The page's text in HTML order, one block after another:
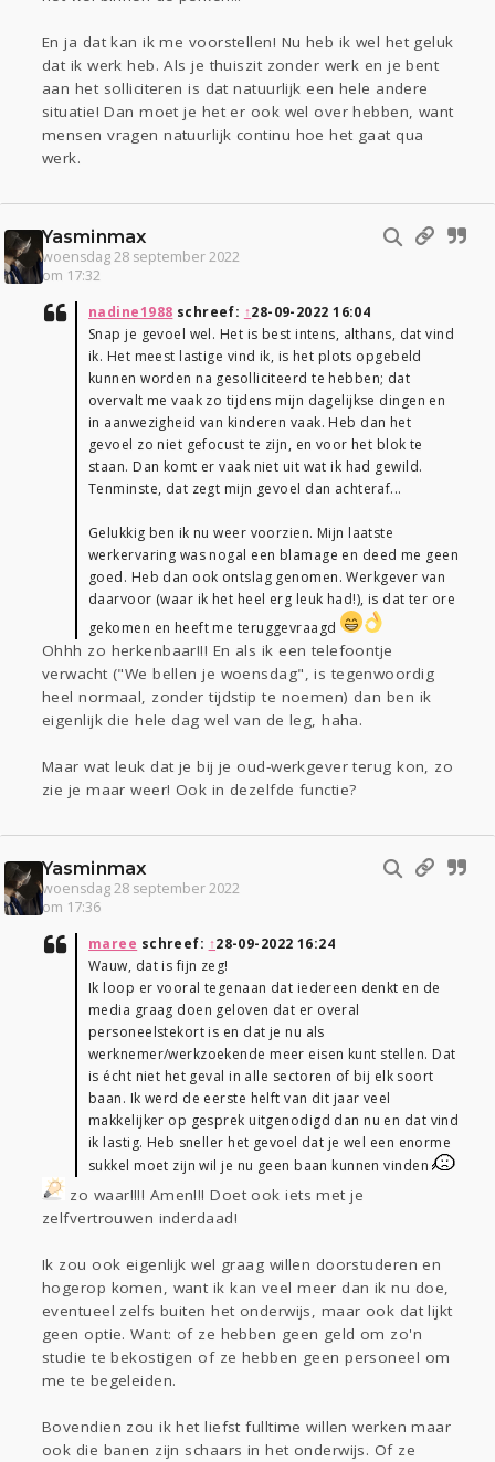
En ja dat kan ik me voorstellen! Nu heb ik wel het geluk
dat ik werk heb. Als je thuiszit zonder werk en je bent
aan het solliciteren is dat natuurlijk een hele andere
situatie! Dan moet je het er ook wel over hebben, want
mensen vragen natuurlijk continu hoe het gaat qua
werk.
Yasminmax
woensdag 28 september 2022
om 17:32
nadine1988 schreef: ↑28-09-2022 16:04
Snap je gevoel wel. Het is best intens, althans, dat vind
ik. Het meest lastige vind ik, is het plots opgebeld
kunnen worden na gesolliciteerd te hebben; dat
overvalt me vaak zo tijdens mijn dagelijkse dingen en
in aanwezigheid van kinderen vaak. Heb dan het
gevoel zo niet gefocust te zijn, en voor het blok te
staan. Dan komt er vaak niet uit wat ik had gewild.
Tenminste, dat zegt mijn gevoel dan achteraf...
Gelukkig ben ik nu weer voorzien. Mijn laatste
werkervaring was nogal een blamage en deed me geen
goed. Heb dan ook ontslag genomen. Werkgever van
daarvoor (waar ik het heel erg leuk had!), is dat ter ore
gekomen en heeft me teruggevraagd
Ohhh zo herkenbaar!!! En als ik een telefoontje
verwacht ("We bellen je woensdag", is tegenwoordig
heel normaal, zonder tijdstip te noemen) dan ben ik
eigenlijk die hele dag wel van de leg, haha.
Maar wat leuk dat je bij je oud-werkgever terug kon, zo
zie je maar weer! Ook in dezelfde functie?
Yasminmax
woensdag 28 september 2022
om 17:36
maree schreef: ↑28-09-2022 16:24
Wauw, dat is fijn zeg!
Ik loop er vooral tegenaan dat iedereen denkt en de
media graag doen geloven dat er overal
personeelstekort is en dat je nu als
werknemer/werkzoekende meer eisen kunt stellen. Dat
is écht niet het geval in alle sectoren of bij elk soort
baan. Ik werd de eerste helft van dit jaar veel
makkelijker op gesprek uitgenodigd dan nu en dat vind
ik lastig. Heb sneller het gevoel dat je wel een enorme
sukkel moet zijn wil je nu geen baan kunnen vinden
zo waar!!!! Amen!!! Doet ook iets met je
zelfvertrouwen inderdaad!
Ik zou ook eigenlijk wel graag willen doorstuderen en
hogerop komen, want ik kan veel meer dan ik nu doe,
eventueel zelfs buiten het onderwijs, maar ook dat lijkt
geen optie. Want: of ze hebben geen geld om zo'n
studie te bekostigen of ze hebben geen personeel om
me te begeleiden.
Bovendien zou ik het liefst fulltime willen werken maar
ook die banen zijn schaars in het onderwijs. Of ze